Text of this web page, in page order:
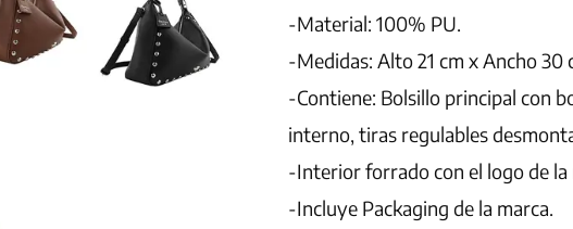
-Material: 100% PU.
-Medidas: Alto 21 cm x Ancho 30
-Contiene: Bolsillo principal con
interno, tiras regulables
-Interior forrado con el logo de la
-Incluye Packaging de la marca.